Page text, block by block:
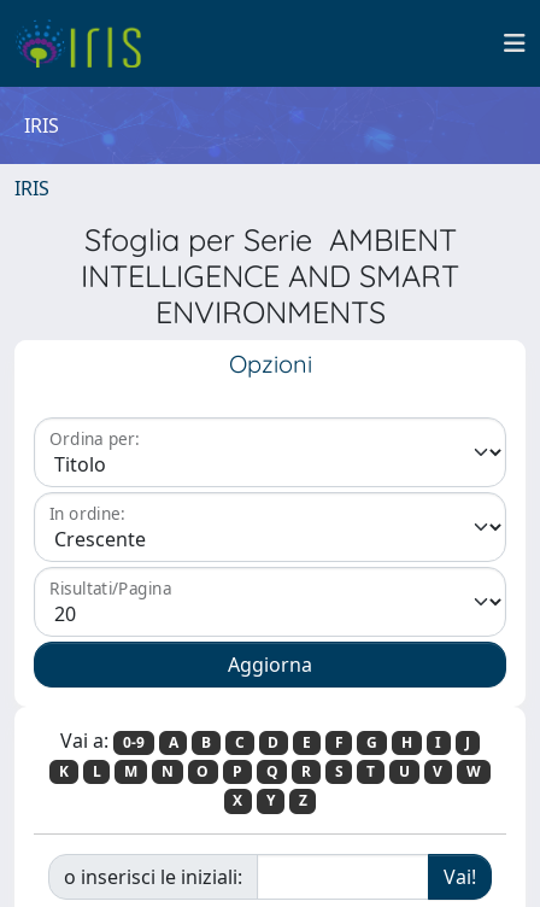
IRIS
IRIS
Sfoglia per Serie AMBIENT
INTELLIGENCE AND SMART
ENVIRONMENTS
Opzioni
Ordina per:
In ordine:
Risultati/Pagina
Vai a: 0-9 A B C D E F G H I
J
K
L M N O P Q R S T U V
W
X
Y Z
o inserisci le iniziali: